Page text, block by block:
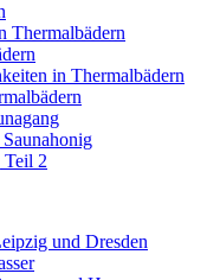
Thermalbädern
in Thermalbädern
Teil 2
und Dresden